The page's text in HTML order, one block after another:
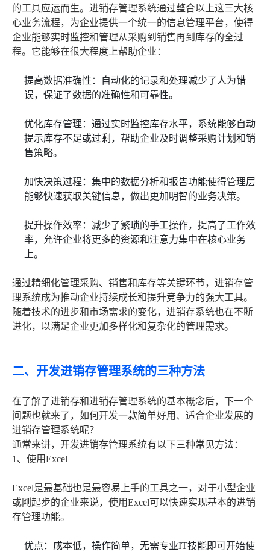
的工具应运而生。进销存管理系统通过整合以上这三大核
心业务流程，为企业提供一个统一的信息管理平台，使得
企业能够实时监控和管理从采购到销售再到库存的全过
程。它能够在很大程度上帮助企业：
提高数据准确性：自动化的记录和处理减少了人为错
误，保证了数据的准确性和可靠性。
优化库存管理：通过实时监控库存水平，系统能够自动
提示库存不足或过剩，帮助企业及时调整采购计划和销
售策略。
加快决策过程：集中的数据分析和报告功能使得管理层
能够快速获取关键信息，做出更加明智的业务决策。
提升操作效率：减少了繁琐的手工操作，提高了工作效
率，允许企业将更多的资源和注意力集中在核心业务
上。
通过精细化管理采购、销售和库存等关键环节，进销存管
理系统成为推动企业持续成长和提升竞争力的强大工具。
随着技术的进步和市场需求的变化，进销存系统也在不断
进化，以满足企业更加多样化和复杂化的管理需求。
二、开发进销存管理系统的三种方法
在了解了进销存和进销存管理系统的基本概念后，下一个
问题也就来了，如何开发一款简单好用、适合企业发展的
进销存管理系统呢？
通常来讲，开发进销存管理系统有以下三种常见方法：
1、使用Excel
Excel是最基础也是最容易上手的工具之一，对于小型企业
或刚起步的企业来说，使用Excel可以快速实现基本的进销
存管理功能。
优点：成本低，操作简单，无需专业IT技能即可开始使